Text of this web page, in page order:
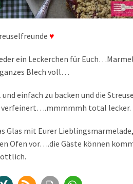
♥
ein Leckerchen für
Blech voll…
einfach zu backen und die
verfeinert….mmmmmh total lecker.
Glas mit Eurer
Ofen vor….die Gäste können